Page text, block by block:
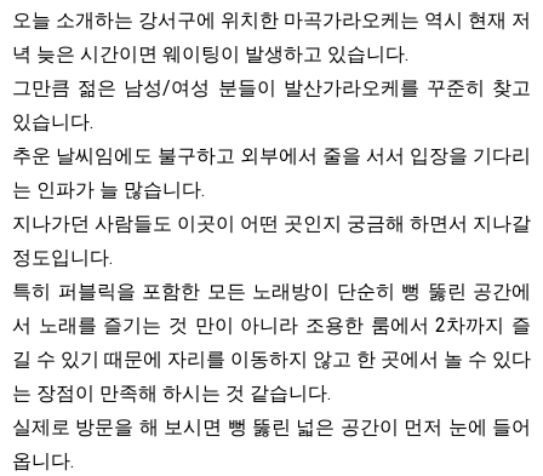
오늘 소개하는 강서구에 위치한 마곡가라오케는 역시 현재 저
녁 늦은 시간이면 웨이팅이 발생하고 있습니다.
그만큼 젊은 남성/여성 분들이 발산가라오케를 꾸준히 찾고
있습니다.
추운 날씨임에도 불구하고 외부에서 줄을 서서 입장을 기다리
는 인파가 늘 많습니다.
지나가던 사람들도 이곳이 어떤 곳인지 궁금해 하면서 지나갈
정도입니다.
특히 퍼블릭을 포함한 모든 노래방이 단순히 뻥 뚫린 공간에
서 노래를 즐기는 것 만이 아니라 조용한 룸에서 2차까지 즐
길 수 있기 때문에 자리를 이동하지 않고 한 곳에서 놀 수 있다
는 장점이 만족해 하시는 것 같습니다.
실제로 방문을 해 보시면 뻥 뚫린 넓은 공간이 먼저 눈에 들어
옵니다.